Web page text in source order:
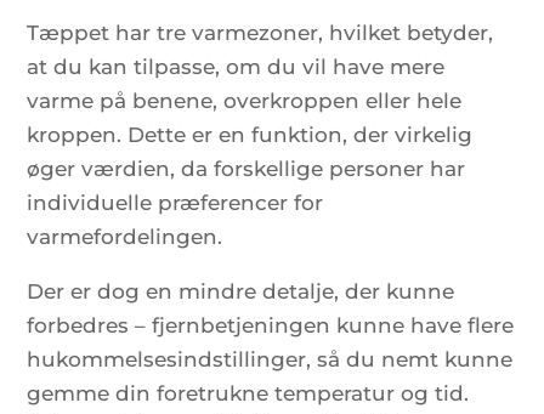
Tæppet har tre varmezoner, hvilket betyder,
at du kan tilpasse, om du vil have mere
varme på benene, overkroppen eller hele
kroppen. Dette er en funktion, der virkelig
øger værdien, da forskellige personer har
individuelle præferencer for
varmefordelingen.
Der er dog en mindre detalje, der kunne
forbedres – fjernbetjeningen kunne have flere
hukommelsesindstillinger, så du nemt kunne
gemme din foretrukne temperatur og tid.